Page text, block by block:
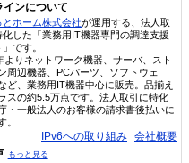
ンについて
とホーム株式会社が運用する、法人取
化した「業務用IT機器専門の調達支援
です。
よりネットワーク機器、サーバ、スト
周辺機器、PCパーツ、ソフトウェ
ど、業務用IT機器中心に販売。品揃え
スの約5.5万点です。法人取引に特化
・一般法人のお客様の請求書後払いに
。
IPv6への取り組み 会社概要
もっと見る